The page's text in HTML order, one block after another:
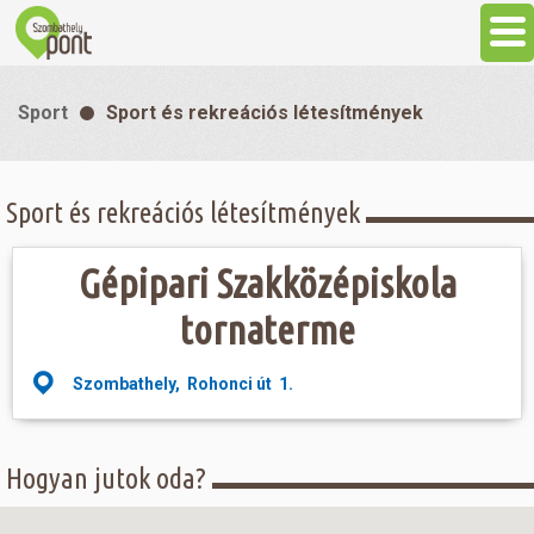
Látnivalók
Gasztronómia
Szállás
Sport Sport és rekreációs létesítmények
Sport és rekreációs létesítmények
Gépipari Szakközépiskola
tornaterme
Szombathely, Rohonci út 1.
Hogyan jutok oda?